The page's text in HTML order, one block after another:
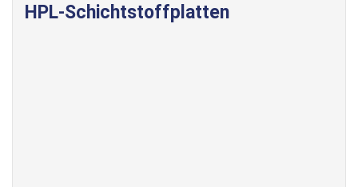
HPL-Schichtstoffplatten